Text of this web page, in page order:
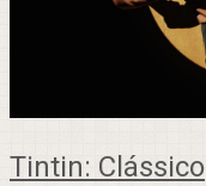
Tintin: Clássico